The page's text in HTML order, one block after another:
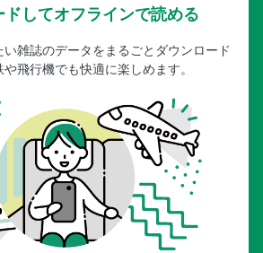
ドしてオフラインで読める
雑誌のデータをまるごとダウンロード
飛行機でも快適に楽しめます。